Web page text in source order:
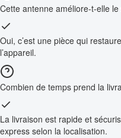
Cette antenne améliore-t-elle
Oui, c’est une pièce qui
l’appareil.
Combien de temps prend la
La livraison est rapide et
express selon la localisation.